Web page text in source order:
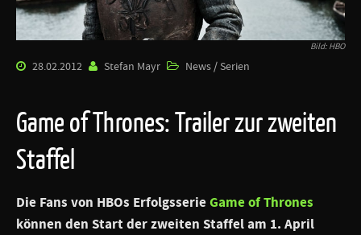
Bild: HBO
28.02.2012 Stefan Mayr News / Serien
Game of Thrones: Trailer zur zweiten
Staffel
Die Fans von HBOs ErfolgsserieGame of Thrones
können den Start der zweiten Staffel am 1. April